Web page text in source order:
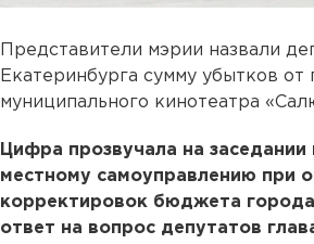
Представители мэрии назвали
Екатеринбурга сумму убытков от
муниципального кинотеатра
Цифра прозвучала на заседании
местному самоуправлению при
корректировок бюджета
ответ на вопрос депутатов